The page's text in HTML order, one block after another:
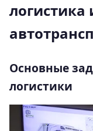
логистика
Основные
логистики